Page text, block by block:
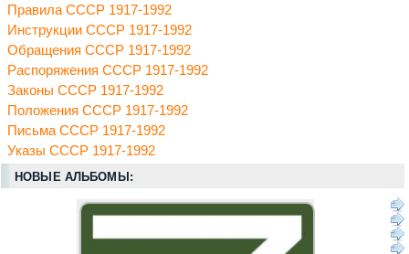
Правила СССР 1917-1992
Инструкции СССР 1917-1992
Обращения СССР 1917-1992
Распоряжения СССР 1917-1992
Законы СССР 1917-1992
Положения СССР 1917-1992
Письма СССР 1917-1992
Указы СССР 1917-1992
НОВЫЕ АЛЬБОМЫ: